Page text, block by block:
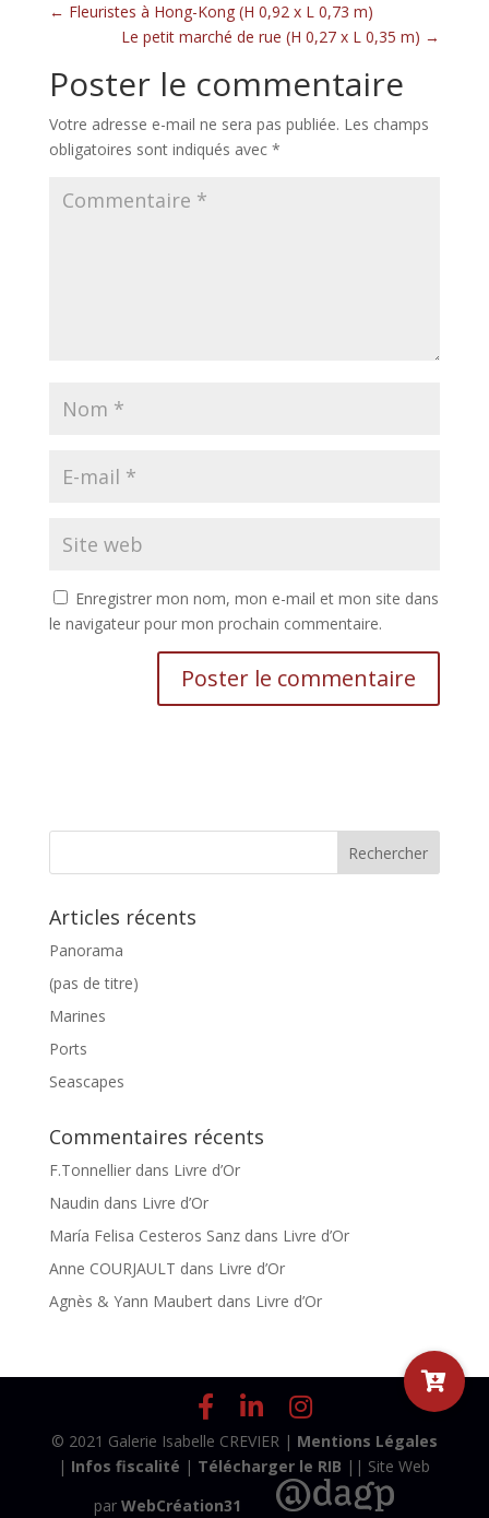
← Fleuristes à Hong-Kong (H 0,92 x L 0,73 m)
Le petit marché de rue (H 0,27 x L 0,35 m) →
Poster le commentaire
Votre adresse e-mail ne sera pas publiée. Les champs
obligatoires sont indiqués avec *
Enregistrer mon nom, mon e-mail et mon site dans
le navigateur pour mon prochain commentaire.
Articles récents
Panorama
(pas de titre)
Marines
Ports
Seascapes
Commentaires récents
F.Tonnellierdans Livre d’Or
Naudin dans Livre d’Or
María Felisa Cesteros Sanzdans Livre d’Or
Anne COURJAULT dans Livre d’Or
Agnès & Yann Maubertdans Livre d’Or
© 2021 Galerie Isabelle CREVIER | Mentions Légales
| Infos fiscalité | Télécharger le RIB || Site Web
parWebCréation31